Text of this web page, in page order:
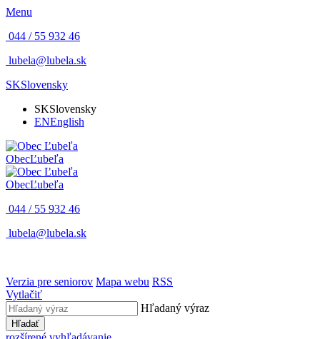
Menu
044 / 55 932 46
lubela@lubela.sk
SKSlovensky
SKSlovensky
ENEnglish
ObecĽubeľa
ObecĽubeľa
044 / 55 932 46
lubela@lubela.sk
Verzia pre seniorov Mapa webu RSS
Vytlačiť
Hľadaný výraz
Hľadať